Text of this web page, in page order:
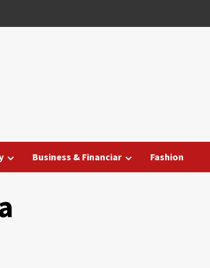
Business & Financiar Fashion